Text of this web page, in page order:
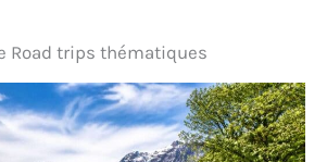
Road trips thématiques